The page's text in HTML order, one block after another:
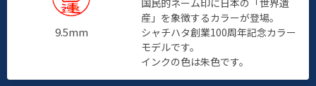
9.5mm
産」を象徴するカラーが登場。
シャチハタ創業100周年記念カラー
モデルです。
インクの色は朱色です。